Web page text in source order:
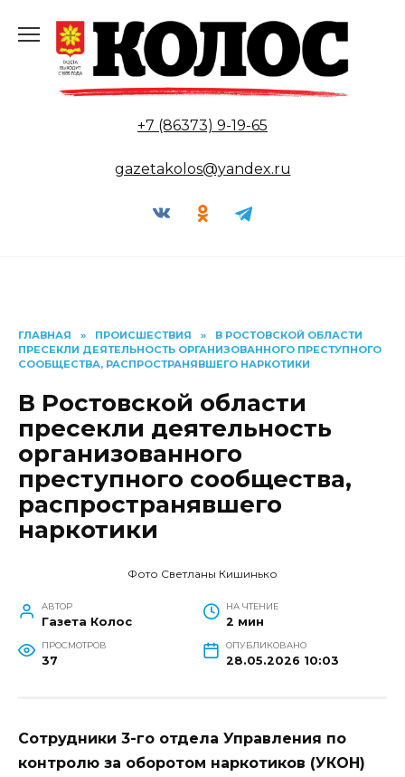
содержанию
+7 (86373) 9-19-65
gazetakolos@yandex.ru
ГЛАВНАЯ » ПРОИСШЕСТВИЯ »
В РОСТОВСКОЙ ОБЛАСТИ
ПРЕСЕКЛИ ДЕЯТЕЛЬНОСТЬ ОРГАНИЗОВАННОГО ПРЕСТУПНОГО
СООБЩЕСТВА, РАСПРОСТРАНЯВШЕГО НАРКОТИКИ
В Ростовской области
пресекли деятельность
организованного
преступного сообщества,
распространявшего
наркотики
Фото Светланы Кишинько
АВТОР
Газета Колос
НА ЧТЕНИЕ
2 мин
ПРОСМОТРОВ
37
ОПУБЛИКОВАНО
28.05.2026 10:03
Сотрудники 3-го отдела Управления по
контролю за оборотом наркотиков (УКОН)